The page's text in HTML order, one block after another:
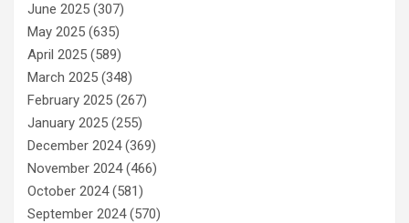
June 2025 (307)
May 2025 (635)
April 2025 (589)
March 2025 (348)
February 2025 (267)
January 2025 (255)
December 2024(369)
November 2024(466)
October 2024(581)
September 2024(570)